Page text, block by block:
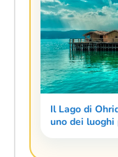
Il Lago di
uno dei